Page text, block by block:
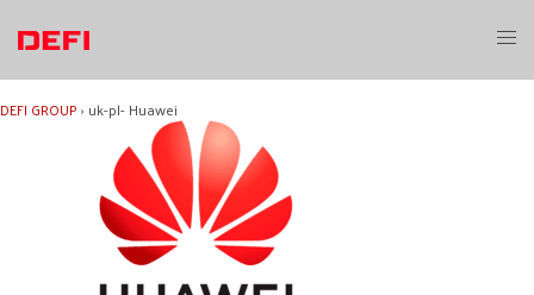
contenu
DEFI GROUP› uk-pl- Huawei